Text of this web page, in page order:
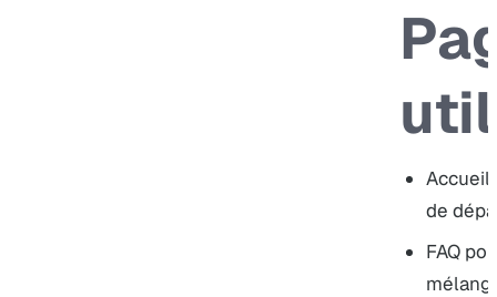
Accueil
de
FAQ